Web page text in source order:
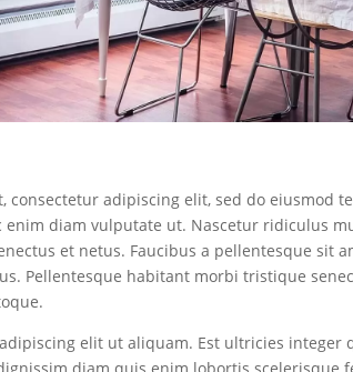
consectetur adipiscing elit, sed do eiusmod
enim diam vulputate ut. Nascetur ridiculus
et netus. Faucibus a pellentesque sit
Pellentesque habitant morbi tristique
elit ut aliquam. Est ultricies